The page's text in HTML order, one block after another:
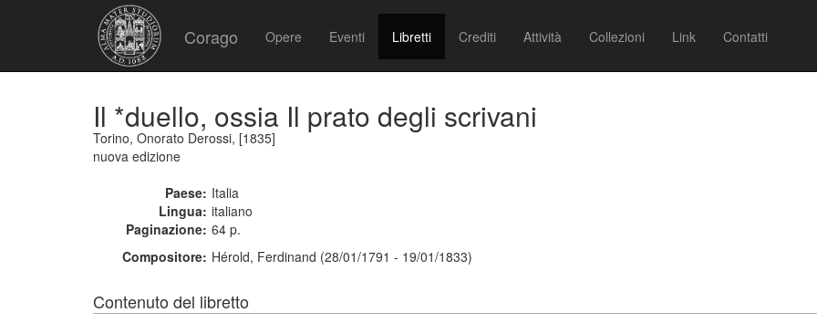
Corago Opere Eventi Libretti Crediti Attività Collezioni Link Contatti
Il *duello, ossia Il prato degli scrivani
Torino, Onorato Derossi, [1835]
nuova edizione
Paese: Italia
Lingua: italiano
Paginazione: 64 p.
Compositore: Hérold, Ferdinand (28/01/1791 - 19/01/1833)
Contenuto del libretto